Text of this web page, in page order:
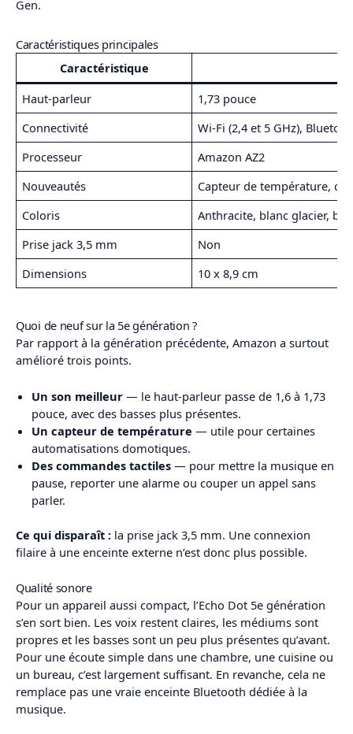
Gen.
Caractéristiques principales
Caractéristique
Haut-parleur
1,73 pouce
Connectivité
Wi-Fi (2,4 et 5 GHz),
Processeur
Amazon AZ2
Nouveautés
Capteur de température,
Coloris
Anthracite, blanc glacier,
Prise jack 3,5 mm
Non
Dimensions
10 x 8,9 cm
Quoi de neuf sur la 5e génération ?
Par rapport à la génération précédente, Amazon a surtout
amélioré trois points.
Un son meilleur — le haut-parleur passe de 1,6 à 1,73
pouce, avec des basses plus présentes.
Un capteur de température — utile pour certaines
automatisations domotiques.
Des commandes tactiles — pour mettre la musique en
pause, reporter une alarme ou couper un appel sans
parler.
Ce qui disparaît : la prise jack 3,5 mm. Une connexion
filaire à une enceinte externe n’est donc plus possible.
Qualité sonore
Pour un appareil aussi compact, l’Echo Dot 5e génération
s’en sort bien. Les voix restent claires, les médiums sont
propres et les basses sont un peu plus présentes qu’avant.
Pour une écoute simple dans une chambre, une cuisine ou
un bureau, c’est largement suffisant. En revanche, cela ne
remplace pas une vraie enceinte Bluetooth dédiée à la
musique.